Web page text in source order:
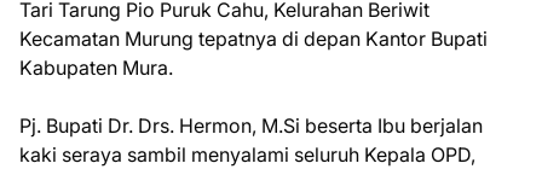
Tari Tarung Pio Puruk Cahu, Kelurahan Beriwit
Kecamatan Murung tepatnya di depan Kantor Bupati
Kabupaten Mura.
Pj. Bupati Dr. Drs. Hermon, M.Si beserta Ibu berjalan
kaki seraya sambil menyalami seluruh Kepala OPD,